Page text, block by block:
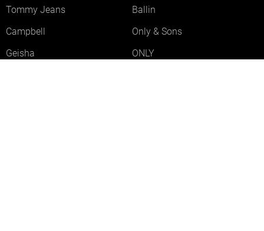
Tommy Jeans
Ballin
Campbell
Only & Sons
Geisha
ONLY